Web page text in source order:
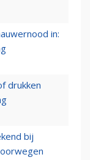
in:
drukken
bij